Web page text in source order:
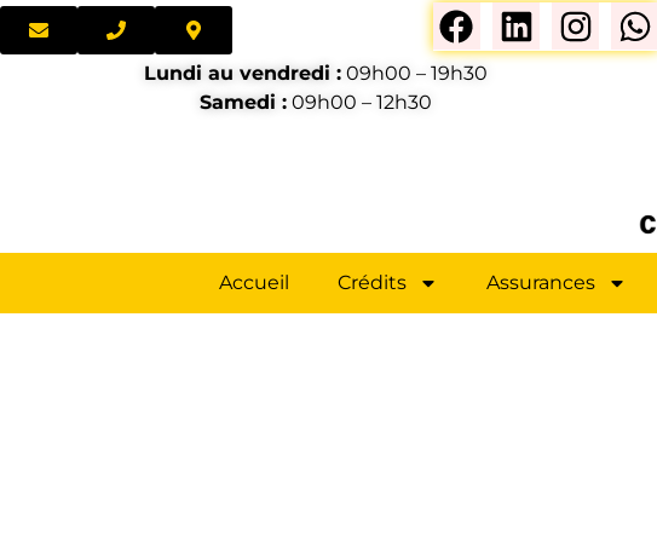
Lundi au vendredi :09h00 – 19h30
Samedi :09h00 – 12h30
Accueil Crédits Assurances